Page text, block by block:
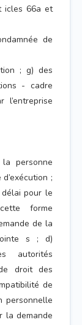
icles 66a et
de
; g) des
- cadre
l’entreprise
personne
;
pour le
forme
de la
s ; d)
autorités
droit des
de
personnelle
la demande